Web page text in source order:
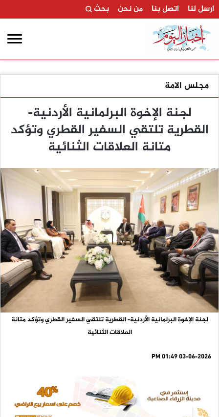
ارسل لنا اتصل بنا من نحن بحث
مجلس الامة
لجنة الإخوة البرلمانية الأردنية-
القطرية تلتقي السفير القطري وتؤكد
متانة العلاقات الثنائية
لجنة الإخوة البرلمانية الأردنية- القطرية تلتقي السفير القطري وتؤكد متانة
العلاقات الثنائية
03-06-2026 01:49 PM